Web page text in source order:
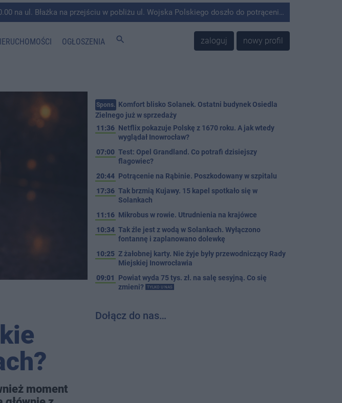
ul. Błażka na przejściu w pobliżu ul. Wojska Polskiego doszło do potrącenia mężczyzny przez kierującego Mercedesem.
OGŁOSZENIA search zaloguj nowy profil
moment
Spons. Komfort blisko Solanek. Ostatni budynek Osiedla
Zielnego już w sprzedaży
11:36 Netflix pokazuje Polskę z 1670 roku. A jak wtedy
wyglądał Inowrocław?
07:00 Test: Opel Grandland. Co potrafi dzisiejszy
flagowiec?
20:44 Potrącenie na Rąbinie. Poszkodowany w szpitalu
17:36 Tak brzmią Kujawy. 15 kapel spotkało się w
Solankach
11:16 Mikrobus w rowie. Utrudnienia na krajówce
10:34 Tak źle jest z wodą w Solankach. Wyłączono
fontannę i zaplanowano dolewkę
10:25 Z żałobnej karty. Nie żyje były przewodniczący Rady
Miejskiej Inowrocławia
09:01
Powiat wyda 75 tys. zł. na salę sesyjną. Co się
zmieni?
TYLKO U NAS
Dołącz do nas…